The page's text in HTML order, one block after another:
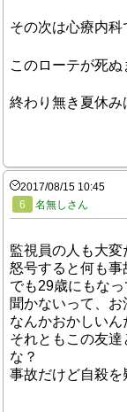
その次は心療内
このローテが死
終わり無き夏休
2017/08/15 10:45
6
名無しさん
監視員の人も大
怒号すると何も事
でも29歳にもな
聞かないって、お
なんかおかしいん
それともこの友
な？
事故だけど自殺を